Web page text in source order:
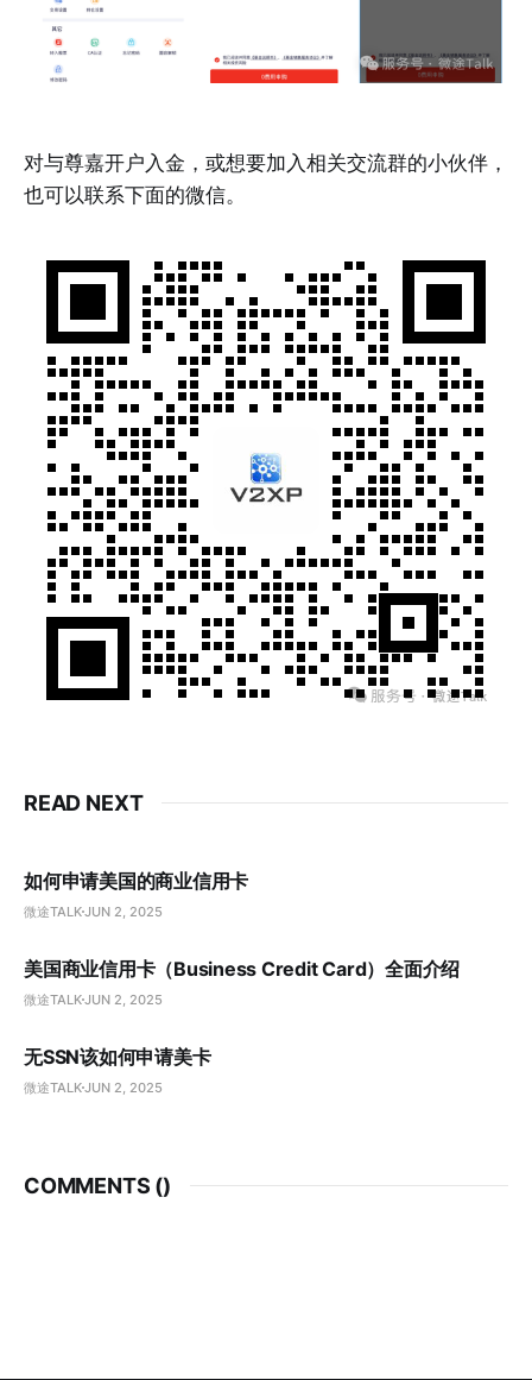
对与尊嘉开户入金，或想要加入相关交流群的小伙伴，
也可以联系下面的微信。
READ NEXT
如何申请美国的商业信用卡
微途TALKJUN 2, 2025
美国商业信用卡（Business Credit Card）全面介绍
微途TALKJUN 2, 2025
无SSN该如何申请美卡
微途TALKJUN 2, 2025
COMMENTS ()